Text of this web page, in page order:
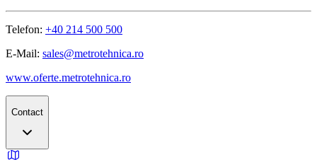
Telefon: +40 214 500 500
E-Mail: sales@metrotehnica.ro
www.oferte.metrotehnica.ro
Contact